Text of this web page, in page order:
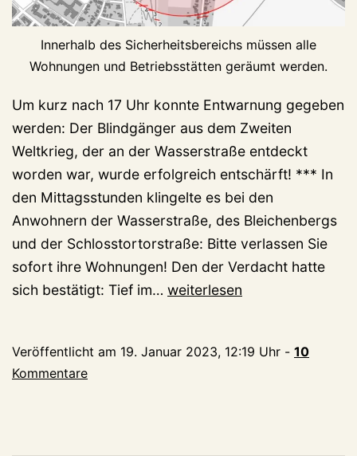
Innerhalb des Sicherheitsbereichs müssen alle
Wohnungen und Betriebsstätten geräumt werden.
Um kurz nach 17 Uhr konnte Entwarnung gegeben
werden: Der Blindgänger aus dem Zweiten
Weltkrieg, der an der Wasserstraße entdeckt
worden war, wurde erfolgreich entschärft! *** In
den Mittagsstunden klingelte es bei den
Anwohnern der Wasserstraße, des Bleichenbergs
und der Schlosstortorstraße: Bitte verlassen Sie
sofort ihre Wohnungen! Den der Verdacht hatte
sich bestätigt: Tief im… Bombe
Wasserstraße:
weiterlesen
Veröffentlicht am 19. Januar 2023, 12:19 Uhr - 10
Kommentare